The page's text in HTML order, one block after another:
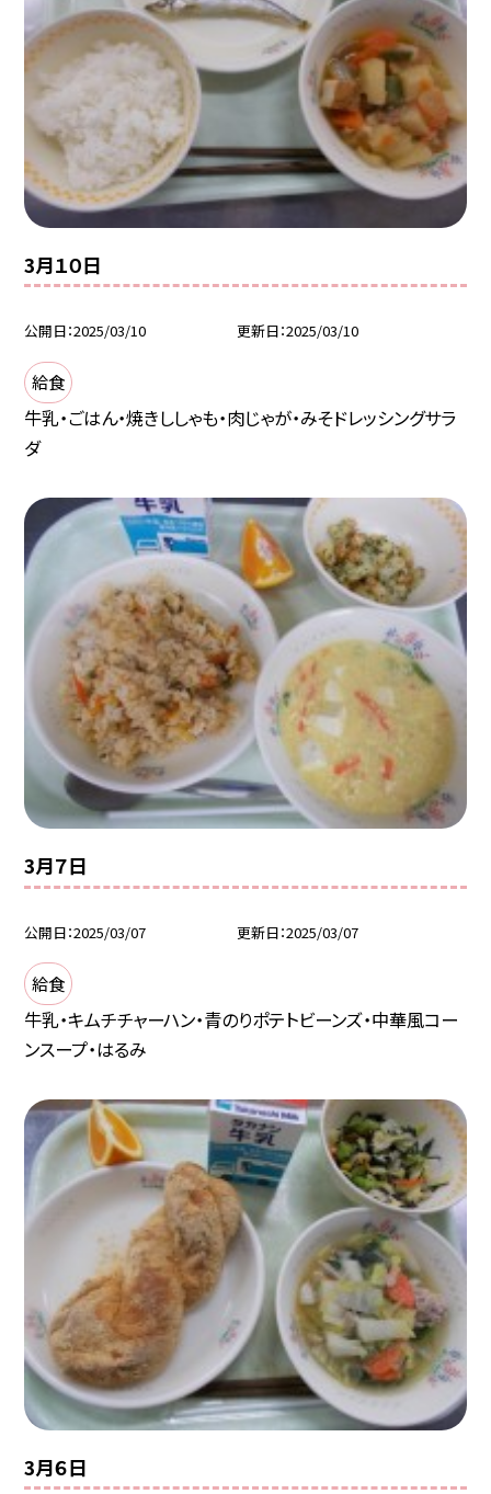
3月１０日
公開日 2025/03/10 更新日 2025/03/10
給食
牛乳・ごはん・焼きししゃも・肉じゃが・みそドレッシングサラ
ダ
3月７日
公開日 2025/03/07 更新日 2025/03/07
給食
牛乳・キムチチャーハン・青のりポテトビーンズ・中華風コー
ンスープ・はるみ
3月６日